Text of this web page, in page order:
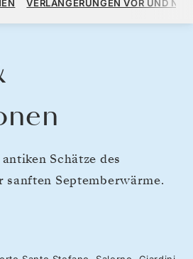
VERLÄNGERUNGEN VOR UND
Schätze des
Septemberwärme.
von der Ewigen Stadt
und bestaunen Sie